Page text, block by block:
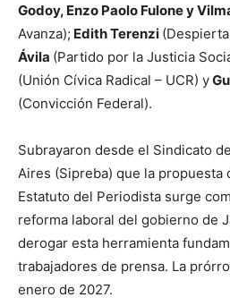
Godoy, Enzo Paolo Fulone y
Avanza); Edith Terenzi
Ávila (Partido por la Justicia
(Unión Cívica Radical – UCR) y
(Convicción Federal).
Subrayaron desde el Sindicato
Aires (Sipreba) que la propuesta
Estatuto del Periodista surge
reforma laboral del gobierno de
derogar esta herramienta
trabajadores de prensa. La
enero de 2027.